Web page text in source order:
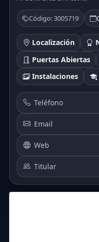
Código: 3005719
Localización
Puertas Abiertas
Instalaciones
Teléfono
Email
Web
Titular